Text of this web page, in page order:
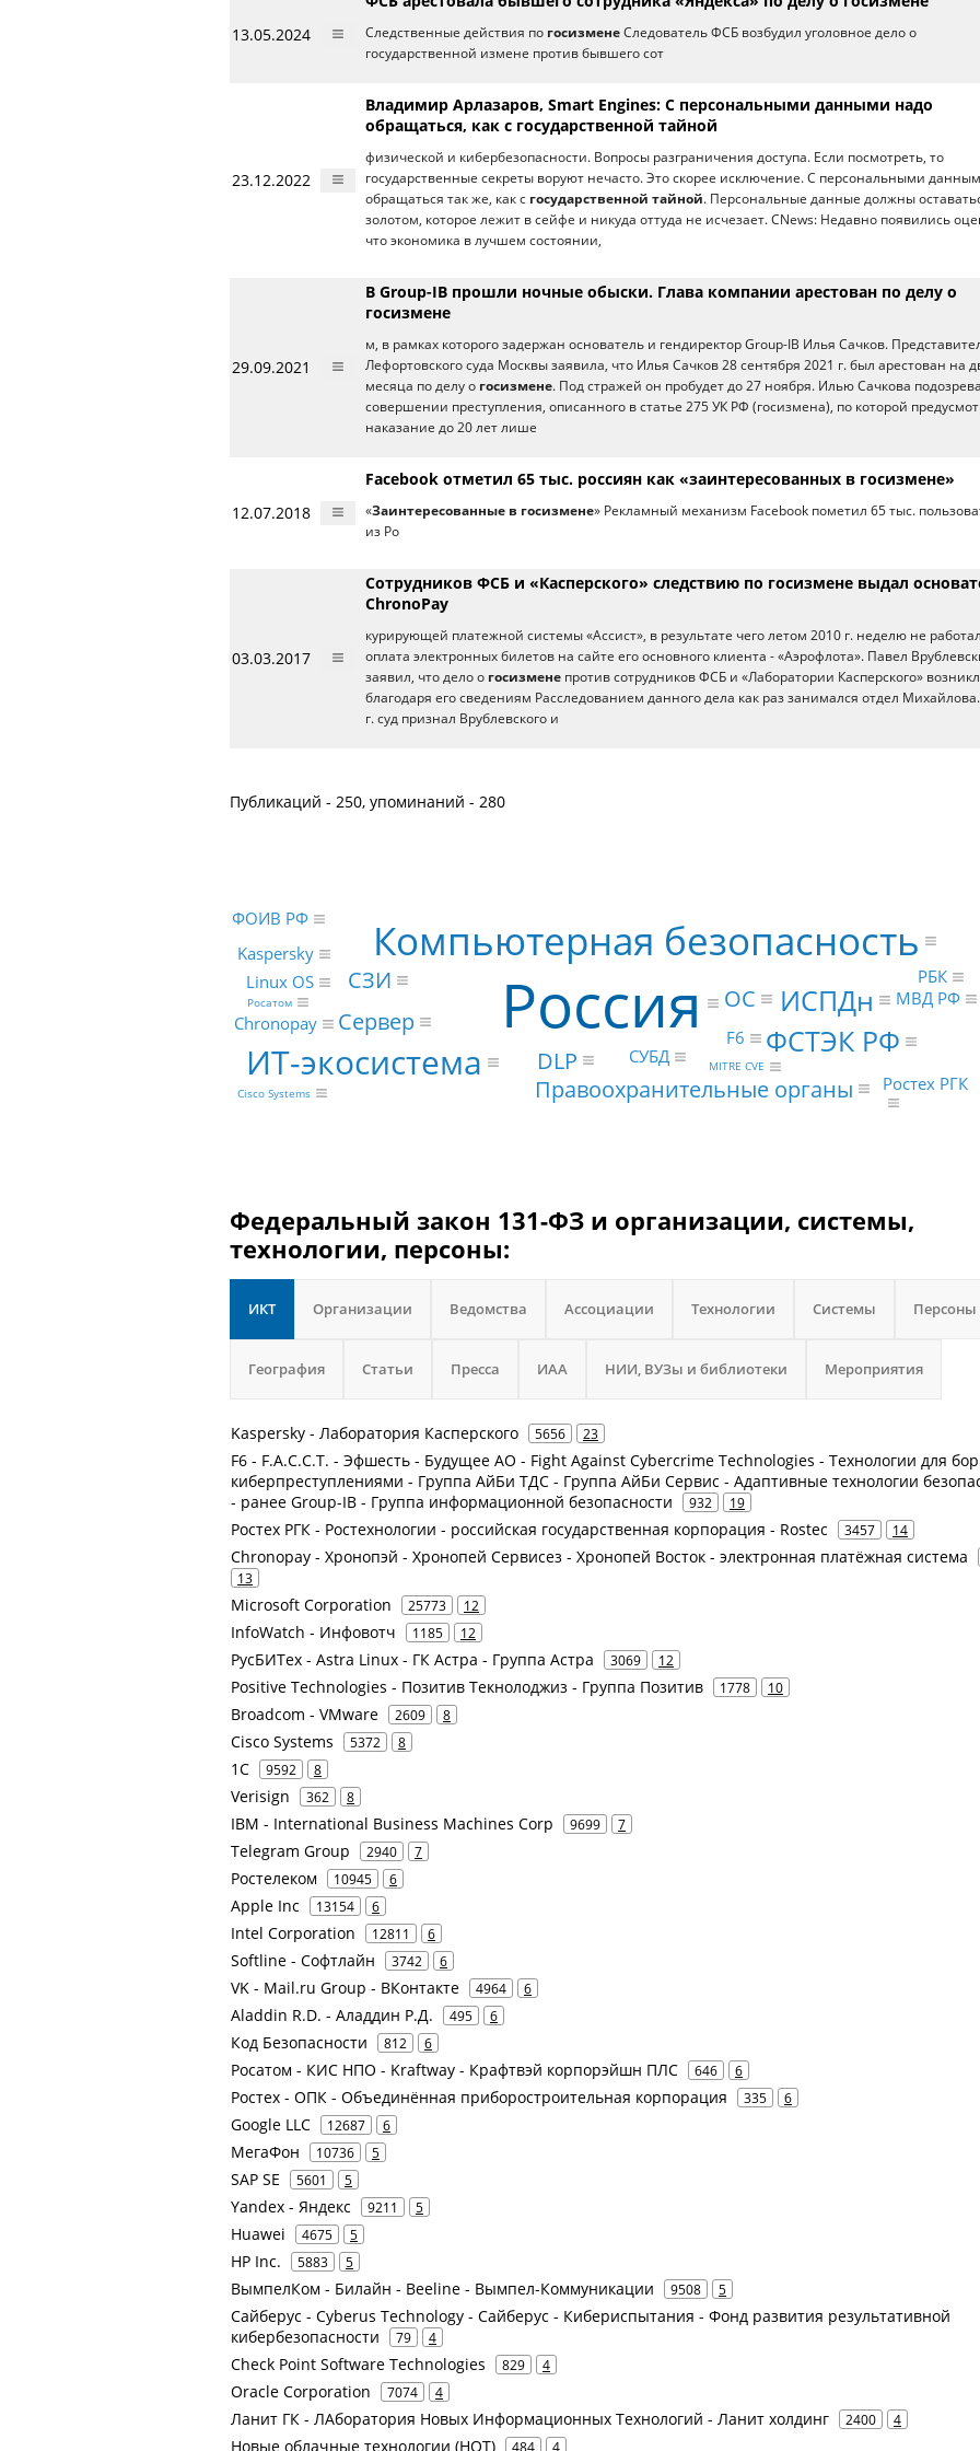
13.05.2024 Следственные действия по госизмене Следователь ФСБ возбудил уголовное дело о
государственной измене против бывшего сот
23.12.2022
Владимир Арлазаров, Smart Engines: С персональными данными надо
обращаться, как с государственной тайной
физической и кибербезопасности. Вопросы разграничения доступа. Если посмотреть, то
государственные секреты воруют нечасто. Это скорее исключение. С персональными
обращаться так же, как с государственной тайной. Персональные данные должны
золотом, которое лежит в сейфе и никуда оттуда не исчезает. CNews: Недавно появились
что экономика в лучшем состоянии,
29.09.2021
В Group-IB прошли ночные обыски. Глава компании арестован по делу о
госизмене
м, в рамках которого задержан основатель и гендиректор Group-IB Илья Сачков.
Лефортовского суда Москвы заявила, что Илья Сачков 28 сентября 2021 г. был арестован на
месяца по делу о госизмене. Под стражей он пробудет до 27 ноября. Илью Сачкова
совершении преступления, описанного в статье 275 УК РФ (госизмена), по которой
наказание до 20 лет лише
12.07.2018
Facebook отметил 65 тыс. россиян как «заинтересованных в госизмене»
«Заинтересованные в госизмене» Рекламный механизм Facebook пометил 65 тыс.
из Ро
03.03.2017
Сотрудников ФСБ и «Касперского» следствию по госизмене выдал
ChronoPay
курирующей платежной системы «Ассист», в результате чего летом 2010 г. неделю не
оплата электронных билетов на сайте его основного клиента - «Аэрофлота». Павел
заявил, что дело о госизмене против сотрудников ФСБ и «Лаборатории Касперского»
благодаря его сведениям Расследованием данного дела как раз занимался отдел
г. суд признал Врублевского и
Публикаций - 250, упоминаний - 280
Россия
Компьютерная безопасность
ИТ-экосистема ФСТЭК РФ
ИСПДн
СЗИ
Сервер
Правоохранительные органы
DLP
ОС
СУБД
ФОИВ РФ
Kaspersky
МВД РФ
Linux OS
F6
Ростех РГК
Chronopay
РБК
Росатом
Cisco Systems
MITRE CVE
Федеральный закон 131-ФЗ и организации, системы,
технологии, персоны:
ИКТ Организации Ведомства Ассоциации Технологии Системы Персоны
География Статьи Пресса ИАА НИИ, ВУЗы и библиотеки Мероприятия
Kaspersky - Лаборатория Касперского 5656 23
F6 - F.A.С.С.T. - Эфшесть - Будущее АО - Fight Against Cybercrime Technologies - Технологии для
киберпреступлениями - Группа АйБи ТДС - Группа АйБи Сервис - Адаптивные технологии
- ранее Group-IB - Группа информационной безопасности
932 19
Ростех РГК - Ростехнологии - российская государственная корпорация - Rostec 3457 14
Chronopay - Хронопэй - Хронопей Сервисез - Хронопей Восток - электронная платёжная система
13
Microsoft Corporation 25773 12
InfoWatch - Инфовотч 1185 12
РусБИТех - Astra Linux - ГК Астра - Группа Астра 3069 12
Positive Technologies - Позитив Текнолоджиз - Группа Позитив 1778 10
Broadcom - VMware 2609 8
Cisco Systems 5372 8
1С 9592 8
Verisign 362 8
IBM - International Business Machines Corp 9699 7
Telegram Group 2940 7
Ростелеком 10945 6
Apple Inc 13154 6
Intel Corporation 12811 6
Softline - Софтлайн 3742 6
VK - Mail.ru Group - ВКонтакте 4964 6
Aladdin R.D. - Аладдин Р.Д. 495 6
Код Безопасности 812 6
Росатом - КИС НПО - Kraftway - Крафтвэй корпорэйшн ПЛС 646 6
Ростех - ОПК - Объединённая приборостроительная корпорация 335 6
Google LLC 12687 6
МегаФон 10736 5
SAP SE 5601 5
Yandex - Яндекс 9211 5
Huawei 4675 5
HP Inc. 5883 5
ВымпелКом - Билайн - Beeline - Вымпел-Коммуникации 9508 5
Сайберус - Cyberus Technology - Сайберус - Кибериспытания - Фонд развития результативной
кибербезопасности
79 4
Check Point Software Technologies 829 4
Oracle Corporation 7074 4
Ланит ГК - ЛАборатория Новых Информационных Технологий - Ланит холдинг 2400 4
Новые облачные технологии (НОТ) 484 4